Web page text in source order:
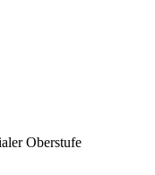
Oberstufe